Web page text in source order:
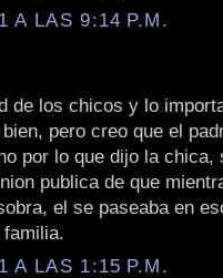
A LAS 9:14 P.M.
de los chicos y lo
pero creo que el
por lo que dijo la chica,
publica de que
el se paseaba en
A LAS 1:15 P.M.